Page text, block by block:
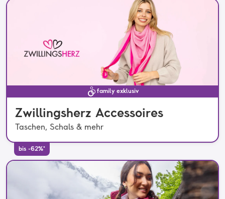
family exklusiv
Zwillingsherz Accessoires
Taschen, Schals & mehr
bis -62%*